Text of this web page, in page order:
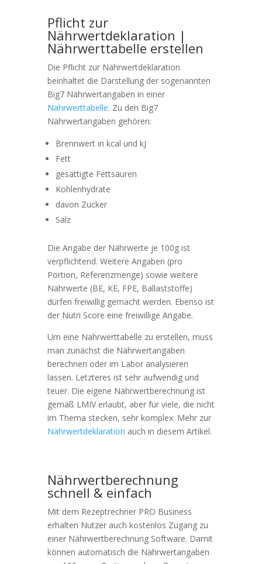
Pflicht zur
Nährwertdeklaration |
Nährwerttabelle erstellen
Die Pflicht zur Nährwertdeklaration
beinhaltet die Darstellung der sogenannten
Big7 Nährwertangaben in einer
Nährwerttabelle. Zu den Big7
Nährwertangaben gehören:
Brennwert in kcal und kJ
Fett
gesättigte Fettsäuren
Kohlenhydrate
davon Zucker
Salz
Die Angabe der Nährwerte je 100g ist
verpflichtend. Weitere Angaben (pro
Portion, Referenzmenge) sowie weitere
Nährwerte (BE, KE, FPE, Ballaststoffe)
dürfen freiwillig gemacht werden. Ebenso ist
der Nutri Score eine freiwillige Angabe.
Um eine Nährwerttabelle zu erstellen, muss
man zunächst die Nährwertangaben
berechnen oder im Labor analysieren
lassen. Letzteres ist sehr aufwendig und
teuer. Die eigene Nährwertberechnung ist
gemäß LMIV erlaubt, aber für viele, die nicht
im Thema stecken, sehr komplex. Mehr zur
Nährwertdeklaration auch in diesem Artikel.
Nährwertberechnung
schnell & einfach
Mit dem Rezeptrechner PRO Business
erhalten Nutzer auch kostenlos Zugang zu
einer Nährwertberechnung Software. Damit
können automatisch die Nährwertangaben